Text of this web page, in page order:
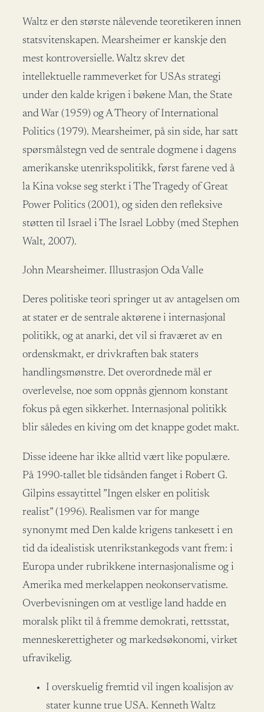
Waltz er den største nålevende teoretikeren innen
statsvitenskapen. Mearsheimer er kanskje den
mest kontroversielle. Waltz skrev det
intellektuelle rammeverket for USAs strategi
under den kalde krigen i bøkene Man, the State
and War (1959) og A Theory of International
Politics (1979). Mearsheimer, på sin side, har satt
spørsmålstegn ved de sentrale dogmene i dagens
amerikanske utenrikspolitikk, først farene ved å
la Kina vokse seg sterkt i The Tragedy of Great
Power Politics (2001), og siden den refleksive
støtten til Israel i The Israel Lobby (med Stephen
Walt, 2007).
John Mearsheimer. Illustrasjon Oda Valle
Deres politiske teori springer ut av antagelsen om
at stater er de sentrale aktørene i internasjonal
politikk, og at anarki, det vil si fraværet av en
ordenskmakt, er drivkraften bak staters
handlingsmønstre. Det overordnede mål er
overlevelse, noe som oppnås gjennom konstant
fokus på egen sikkerhet. Internasjonal politikk
blir således en kiving om det knappe godet makt.
Disse ideene har ikke alltid vært like populære.
På 1990-tallet ble tidsånden fanget i Robert G.
Gilpins essaytittel ”Ingen elsker en politisk
realist” (1996). Realismen var for mange
synonymt med Den kalde krigens tankesett i en
tid da idealistisk utenrikstankegods vant frem: i
Europa under rubrikkene internasjonalisme og i
Amerika med merkelappen neokonservatisme.
Overbevisningen om at vestlige land hadde en
moralsk plikt til å fremme demokrati, rettsstat,
menneskerettigheter og markedsøkonomi, virket
ufravikelig.
I overskuelig fremtid vil ingen koalisjon av
stater kunne true USA. Kenneth Waltz